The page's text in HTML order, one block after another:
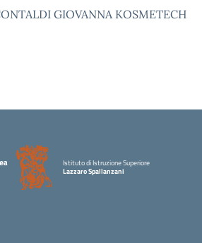
GIOVANNA KOSMETECH
Istituto di Istruzione Superiore
Lazzaro Spallanzani